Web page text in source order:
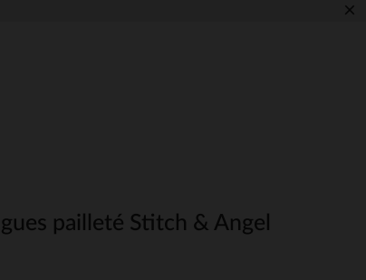
×
pailleté Stitch & Angel